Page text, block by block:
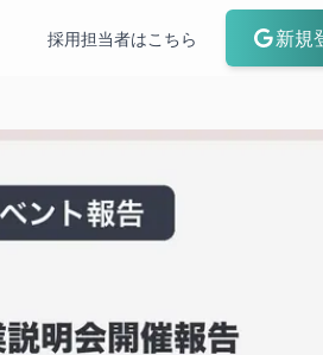
採用担当者はこちら 新規